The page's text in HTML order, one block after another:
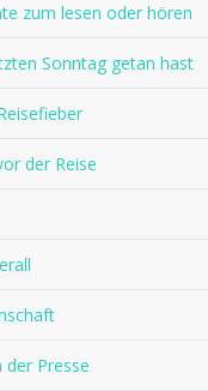
zum lesen oder hören
Sonntag getan hast
der Reise
der Presse